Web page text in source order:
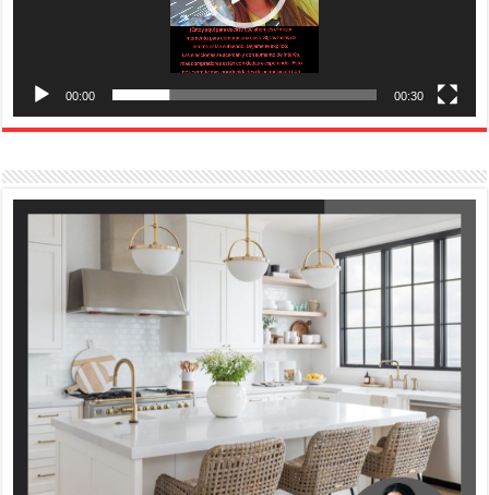
00:00 00:30